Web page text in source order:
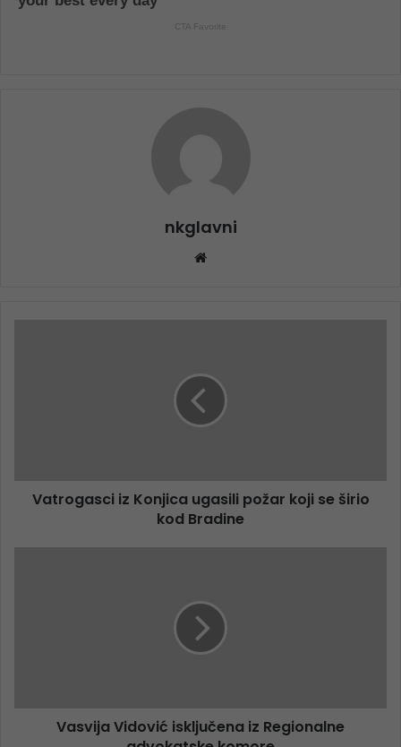
nkglavni
Vatrogasci iz Konjica ugasili požar koji se širio
kod Bradine
Vasvija Vidović isključena iz Regionalne